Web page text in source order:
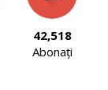
42,518
Abonați